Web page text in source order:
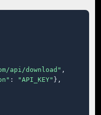
api/download" ,
: "API_KEY" },